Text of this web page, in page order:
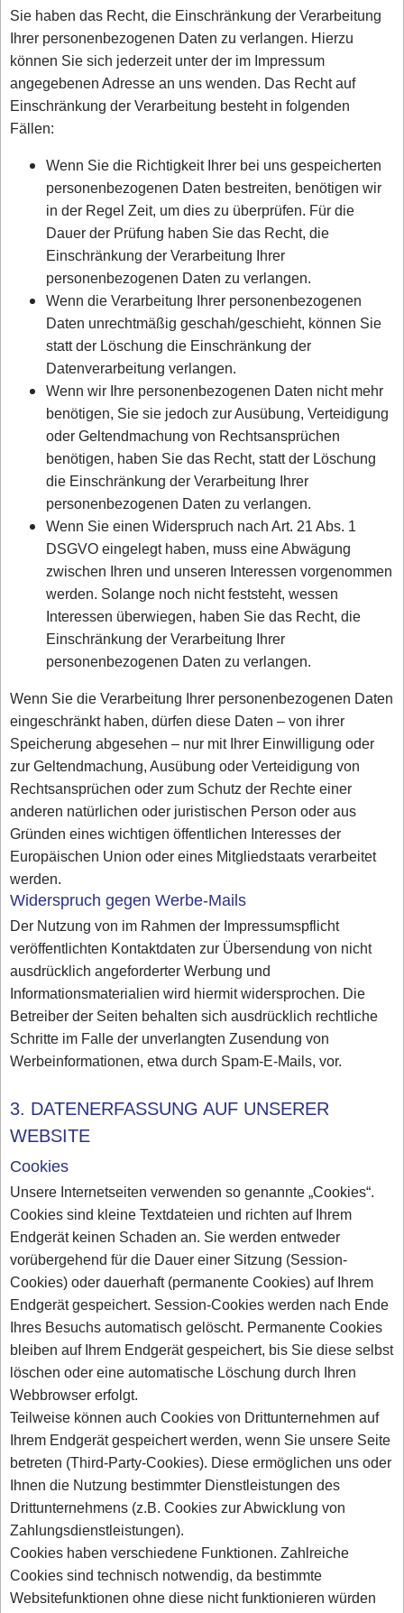
Sie haben das Recht, die Einschränkung der Verarbeitung
Ihrer personenbezogenen Daten zu verlangen. Hierzu
können Sie sich jederzeit unter der im Impressum
angegebenen Adresse an uns wenden. Das Recht auf
Einschränkung der Verarbeitung besteht in folgenden
Fällen:
Wenn Sie die Richtigkeit Ihrer bei uns gespeicherten
personenbezogenen Daten bestreiten, benötigen wir
in der Regel Zeit, um dies zu überprüfen. Für die
Dauer der Prüfung haben Sie das Recht, die
Einschränkung der Verarbeitung Ihrer
personenbezogenen Daten zu verlangen.
Wenn die Verarbeitung Ihrer personenbezogenen
Daten unrechtmäßig geschah/geschieht, können Sie
statt der Löschung die Einschränkung der
Datenverarbeitung verlangen.
Wenn wir Ihre personenbezogenen Daten nicht mehr
benötigen, Sie sie jedoch zur Ausübung, Verteidigung
oder Geltendmachung von Rechtsansprüchen
benötigen, haben Sie das Recht, statt der Löschung
die Einschränkung der Verarbeitung Ihrer
personenbezogenen Daten zu verlangen.
Wenn Sie einen Widerspruch nach Art. 21 Abs. 1
DSGVO eingelegt haben, muss eine Abwägung
zwischen Ihren und unseren Interessen vorgenommen
werden. Solange noch nicht feststeht, wessen
Interessen überwiegen, haben Sie das Recht, die
Einschränkung der Verarbeitung Ihrer
personenbezogenen Daten zu verlangen.
Wenn Sie die Verarbeitung Ihrer personenbezogenen Daten
eingeschränkt haben, dürfen diese Daten – von ihrer
Speicherung abgesehen – nur mit Ihrer Einwilligung oder
zur Geltendmachung, Ausübung oder Verteidigung von
Rechtsansprüchen oder zum Schutz der Rechte einer
anderen natürlichen oder juristischen Person oder aus
Gründen eines wichtigen öffentlichen Interesses der
Europäischen Union oder eines Mitgliedstaats verarbeitet
werden.
Widerspruch gegen Werbe-Mails
Der Nutzung von im Rahmen der Impressumspflicht
veröffentlichten Kontaktdaten zur Übersendung von nicht
ausdrücklich angeforderter Werbung und
Informationsmaterialien wird hiermit widersprochen. Die
Betreiber der Seiten behalten sich ausdrücklich rechtliche
Schritte im Falle der unverlangten Zusendung von
Werbeinformationen, etwa durch Spam-E-Mails, vor.
3. DATENERFASSUNG AUF UNSERER
WEBSITE
Cookies
Unsere Internetseiten verwenden so genannte „Cookies“.
Cookies sind kleine Textdateien und richten auf Ihrem
Endgerät keinen Schaden an. Sie werden entweder
vorübergehend für die Dauer einer Sitzung (Session-
Cookies) oder dauerhaft (permanente Cookies) auf Ihrem
Endgerät gespeichert. Session-Cookies werden nach Ende
Ihres Besuchs automatisch gelöscht. Permanente Cookies
bleiben auf Ihrem Endgerät gespeichert, bis Sie diese selbst
löschen oder eine automatische Löschung durch Ihren
Webbrowser erfolgt.
Teilweise können auch Cookies von Drittunternehmen auf
Ihrem Endgerät gespeichert werden, wenn Sie unsere Seite
betreten (Third-Party-Cookies). Diese ermöglichen uns oder
Ihnen die Nutzung bestimmter Dienstleistungen des
Drittunternehmens (z.B. Cookies zur Abwicklung von
Zahlungsdienstleistungen).
Cookies haben verschiedene Funktionen. Zahlreiche
Cookies sind technisch notwendig, da bestimmte
Websitefunktionen ohne diese nicht funktionieren würden